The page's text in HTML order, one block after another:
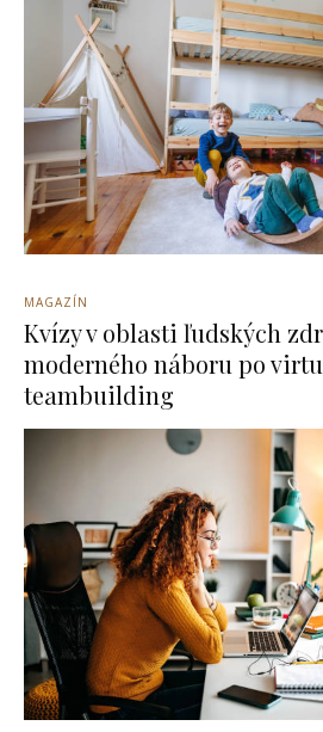
MAGAZÍN
Kvízy v oblasti ľudských
moderného náboru po
teambuilding